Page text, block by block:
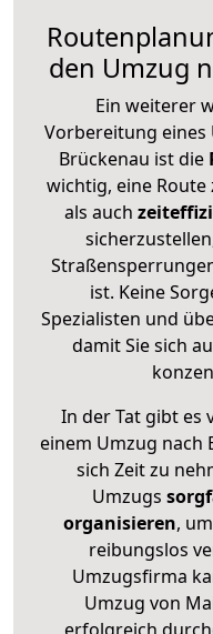
den Umzug
Ein weiterer
Vorbereitung eines
Brückenau ist die
wichtig, eine
als auch
ist. Keine
Spezialisten und
damit Sie sich
In der Tat gibt es
einem Umzug nach
sich Zeit zu
Umzugs
organisieren,
reibungslos
Umzugsfirma
Umzug von